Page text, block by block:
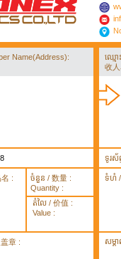
Name(Address):
ឈ្មោ
收
ទូរស័
:
ចំនួន / 数量 :
Quantity :
តំលៃ / 价值 :
Value :
ទំហំ /
盖章 :
សម្គ